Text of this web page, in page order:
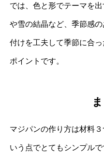
では、色と形でテーマを
や雪の結晶など、季節感
付けを工夫して季節に合
ポイントです。
マジパンの作り方は材料
いう点でとてもシンプル